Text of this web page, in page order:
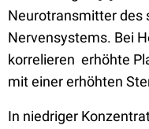
Neurotransmitter des
Nervensystems. Bei
korrelieren erhöhte
mit einer erhöhten
In niedriger